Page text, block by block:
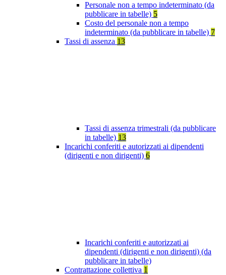
Personale non a tempo indeterminato (da
pubblicare in tabelle) 5
Costo del personale non a tempo
indeterminato (da pubblicare in tabelle) 7
Tassi di assenza 13
Tassi di assenza trimestrali (da pubblicare
in tabelle) 13
Incarichi conferiti e autorizzati ai dipendenti
(dirigenti e non dirigenti) 6
Incarichi conferiti e autorizzati ai
dipendenti (dirigenti e non dirigenti) (da
pubblicare in tabelle)
Contrattazione collettiva 1